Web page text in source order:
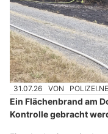
31.07.26 VON
Ein Flächenbrand am
Kontrolle gebracht